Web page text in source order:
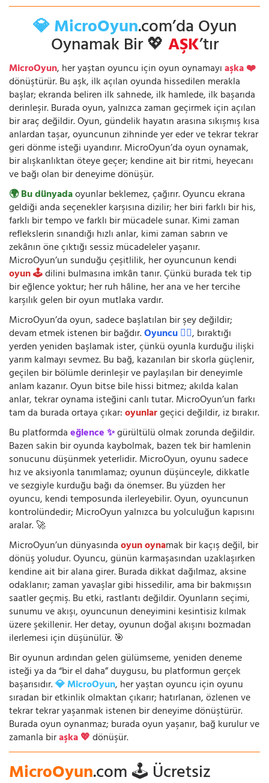
💎 MicroOyun.com’da Oyun
Oynamak Bir 💖AŞK’tır
MicroOyun, her yaştan oyuncu için oyun oynamayıaşka ❤️
dönüştürür. Bu aşk, ilk açılan oyunda hissedilen merakla
başlar; ekranda beliren ilk sahnede, ilk hamlede, ilk başarıda
derinleşir. Burada oyun, yalnızca zaman geçirmek için açılan
bir araç değildir. Oyun, gündelik hayatın arasına sıkışmış kısa
anlardan taşar, oyuncunun zihninde yer eder ve tekrar tekrar
geri dönme isteği uyandırır. MicroOyun’da oyun oynamak,
bir alışkanlıktan öteye geçer; kendine ait bir ritmi, heyecanı
ve bağı olan bir deneyime dönüşür.
🌍 Bu dünyadaoyunlar beklemez, çağırır. Oyuncu ekrana
geldiği anda seçenekler karşısına dizilir; her biri farklı bir his,
farklı bir tempo ve farklı bir mücadele sunar. Kimi zaman
reflekslerin sınandığı hızlı anlar, kimi zaman sabrın ve
zekânın öne çıktığı sessiz mücadeleler yaşanır.
MicroOyun’un sunduğu çeşitlilik, her oyuncunun kendi
oyun 🕹️dilini bulmasına imkân tanır. Çünkü burada tek tip
bir eğlence yoktur; her ruh hâline, her ana ve her tercihe
karşılık gelen bir oyun mutlaka vardır.
MicroOyun’da oyun, sadece başlatılan bir şey değildir;
devam etmek istenen bir bağdır.Oyuncu 🧍‍♂️, bıraktığı
yerden yeniden başlamak ister, çünkü oyunla kurduğu ilişki
yarım kalmayı sevmez. Bu bağ, kazanılan bir skorla güçlenir,
geçilen bir bölümle derinleşir ve paylaşılan bir deneyimle
anlam kazanır. Oyun bitse bile hissi bitmez; akılda kalan
anlar, tekrar oynama isteğini canlı tutar. MicroOyun’un farkı
tam da burada ortaya çıkar:oyunlargeçici değildir, iz bırakır.
Bu platformdaeğlence ✨gürültülü olmak zorunda değildir.
Bazen sakin bir oyunda kaybolmak, bazen tek bir hamlenin
sonucunu düşünmek yeterlidir. MicroOyun, oyunu sadece
hız ve aksiyonla tanımlamaz; oyunun düşünceyle, dikkatle
ve sezgiyle kurduğu bağı da önemser. Bu yüzden her
oyuncu, kendi temposunda ilerleyebilir. Oyun, oyuncunun
kontrolündedir; MicroOyun yalnızca bu yolculuğun kapısını
aralar. 🚀
MicroOyun’un dünyasındaoyun oynamak bir kaçış değil, bir
dönüş yoludur. Oyuncu, günün karmaşasından uzaklaşırken
kendine ait bir alana girer. Burada dikkat dağılmaz, aksine
odaklanır; zaman yavaşlar gibi hissedilir, ama bir bakmışsın
saatler geçmiş. Bu etki, rastlantı değildir. Oyunların seçimi,
sunumu ve akışı, oyuncunun deneyimini kesintisiz kılmak
üzere şekillenir. Her detay, oyunun doğal akışını bozmadan
ilerlemesi için düşünülür. 🎯
Bir oyunun ardından gelen gülümseme, yeniden deneme
isteği ya da “bir el daha” duygusu, bu platformun gerçek
başarısıdır.💎 MicroOyun, her yaştan oyuncu için oyunu
sıradan bir etkinlik olmaktan çıkarır; hatırlanan, özlenen ve
tekrar tekrar yaşanmak istenen bir deneyime dönüştürür.
Burada oyun oynanmaz; burada oyun yaşanır, bağ kurulur ve
zamanla biraşka 💖dönüşür.
MicroOyun.com 🕹️ Ücretsiz